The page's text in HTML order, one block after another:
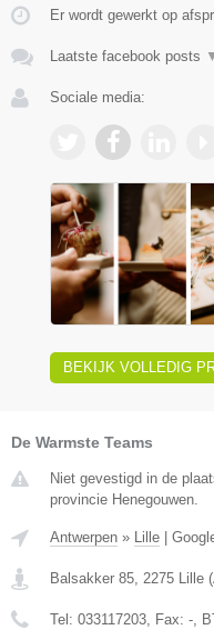
Er wordt gewerkt op
Laatste facebook posts
Sociale media:
BEKIJK VOLLEDIG
De Warmste Teams
Niet gevestigd in de
provincie Henegouwen.
Antwerpen » Lille |
Balsakker 85 2275 Lille (
Tel: 033117203 , Fax: - ,